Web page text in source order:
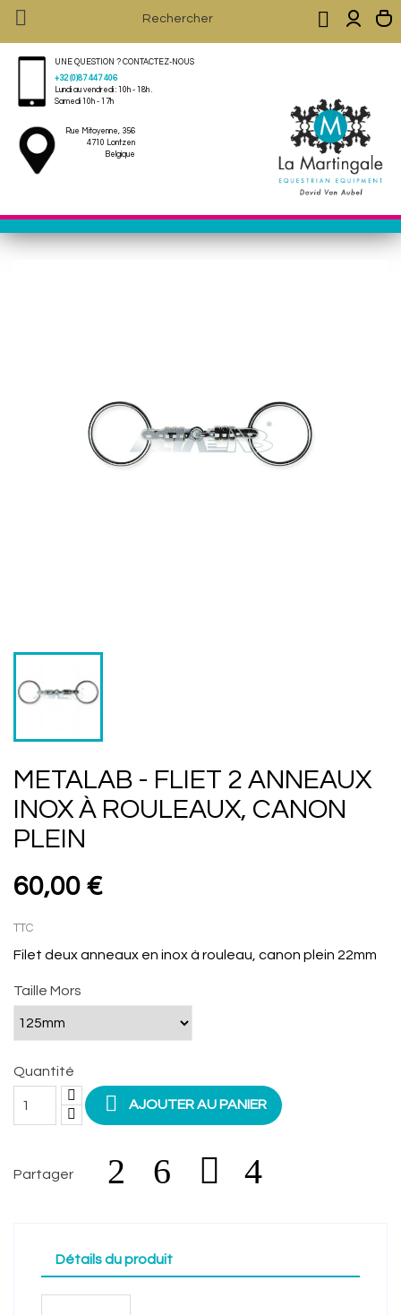
 
UNE QUESTION ? CONTACTEZ-NOUS
+32 (0)87 447 406
Lundi au vendredi : 10h - 18h .
Samedi 10h - 17h
Rue Mitoyenne, 356
4710 Lontzen
Belgique
METALAB - FLIET 2 ANNEAUX
INOX À ROULEAUX, CANON
PLEIN
60,00 €
TTC
Filet deux anneaux en inox à rouleau, canon plein 22mm
Taille Mors
Quantité
 AJOUTER AU PANIER
Partager
Détails du produit